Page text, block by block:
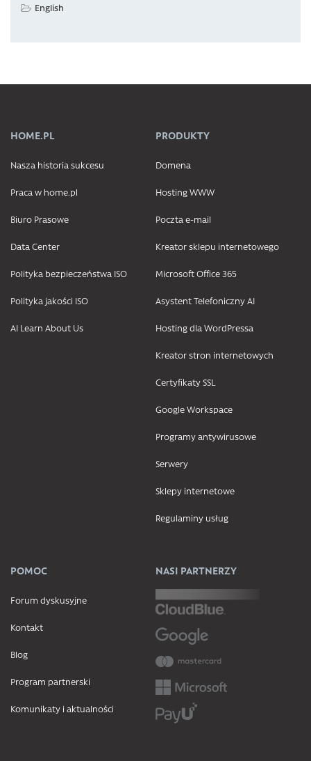
English
HOME.PL
Nasza historia sukcesu
Praca w home.pl
Biuro Prasowe
Data Center
Polityka bezpieczeństwa ISO
Polityka jakości ISO
AI Learn About Us
PRODUKTY
Domena
Hosting WWW
Poczta e-mail
Kreator sklepu internetowego
Microsoft Office 365
Asystent Telefoniczny AI
Hosting dla WordPressa
Kreator stron internetowych
Certyfikaty SSL
Google Workspace
Programy antywirusowe
Serwery
Sklepy internetowe
Regulaminy usług
POMOC
Forum dyskusyjne
Kontakt
Blog
Program partnerski
Komunikaty i aktualności
NASI PARTNERZY